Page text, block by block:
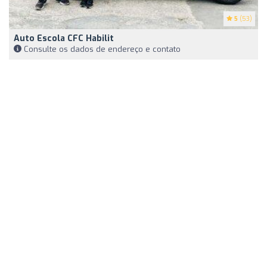
5 (53)
Auto Escola CFC Habilit
Consulte os dados de endereço e contato